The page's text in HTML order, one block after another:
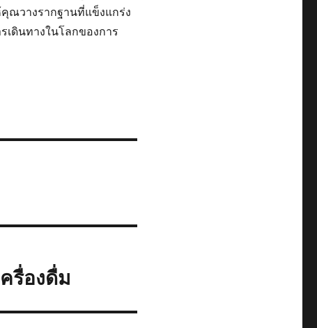
ณวางรากฐานที่แข็งแกร่ง
เดินทางในโลกของการ
รื่องดื่ม